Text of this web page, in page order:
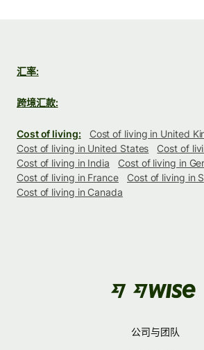
汇率:
跨境汇款:
Cost of living:
Cost of living in United
Cost of living in United States
Cost of
Cost of living in India
Cost of living in
Cost of living in France
Cost of living in
Cost of living in Canada
公司与团队